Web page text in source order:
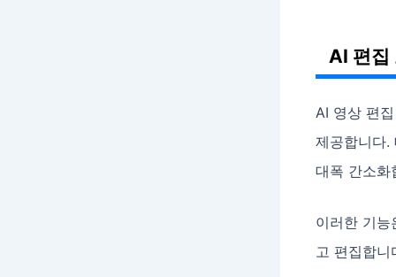
AI 편집
AI 영상 편
제공합니다.
대폭 간소화
이러한 기
고 편집합